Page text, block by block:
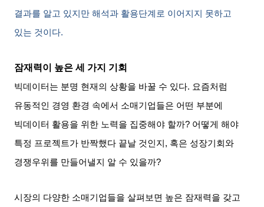
결과를 알고 있지만 해석과 활용단계로 이어지지 못하고
있는 것이다.
잠재력이 높은 세 가지 기회
빅데이터는 분명 현재의 상황을 바꿀 수 있다. 요즘처럼
유동적인 경영 환경 속에서 소매기업들은 어떤 부분에
빅데이터 활용을 위한 노력을 집중해야 할까? 어떻게 해야
특정 프로젝트가 반짝했다 끝날 것인지 , 혹은 성장기회와
경쟁우위를 만들어낼지 알 수 있을까?
시장의 다양한 소매기업들을 살펴보면 높은 잠재력을 갖고